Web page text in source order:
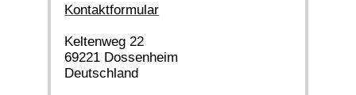
Kontaktformular
Keltenweg 22
69221 Dossenheim
Deutschland